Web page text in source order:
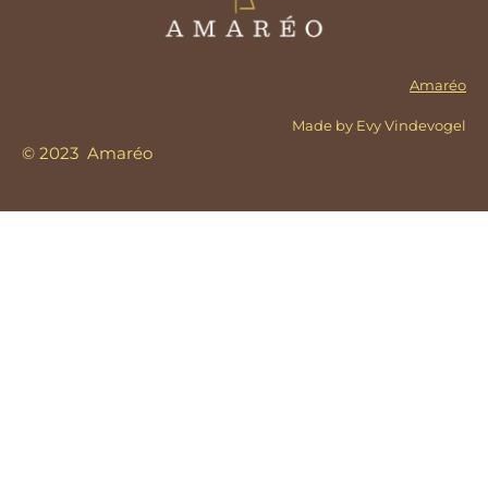
Amaréo
Made by Evy Vindevogel
© 2023 Amaréo